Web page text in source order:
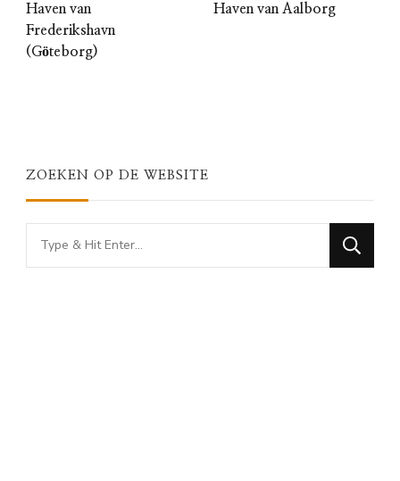
Haven van
Frederikshavn
(Göteborg)
Haven van Aalborg
ZOEKEN OP DE WEBSITE
Looking
for